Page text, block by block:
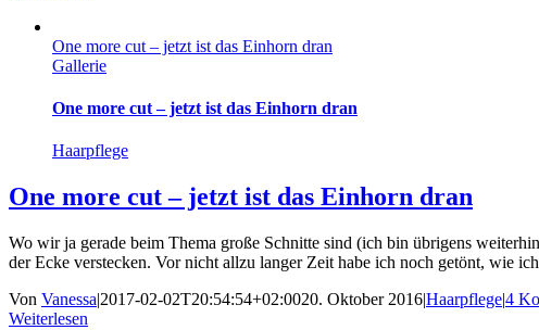
One more cut – jetzt ist das Einhorn dran
Gallerie
One more cut – jetzt ist das Einhorn dran
Haarpflege
One more cut – jetzt ist das Einhorn dran
Wo wir ja gerade beim Thema große Schnitte sind (ich bin übrigens
der Ecke verstecken. Vor nicht allzu langer Zeit habe ich noch getönt, wie
Von Vanessa|2017-02-02T20:54:54+02:0020. Oktober 2016|Haarpflege|4
Weiterlesen